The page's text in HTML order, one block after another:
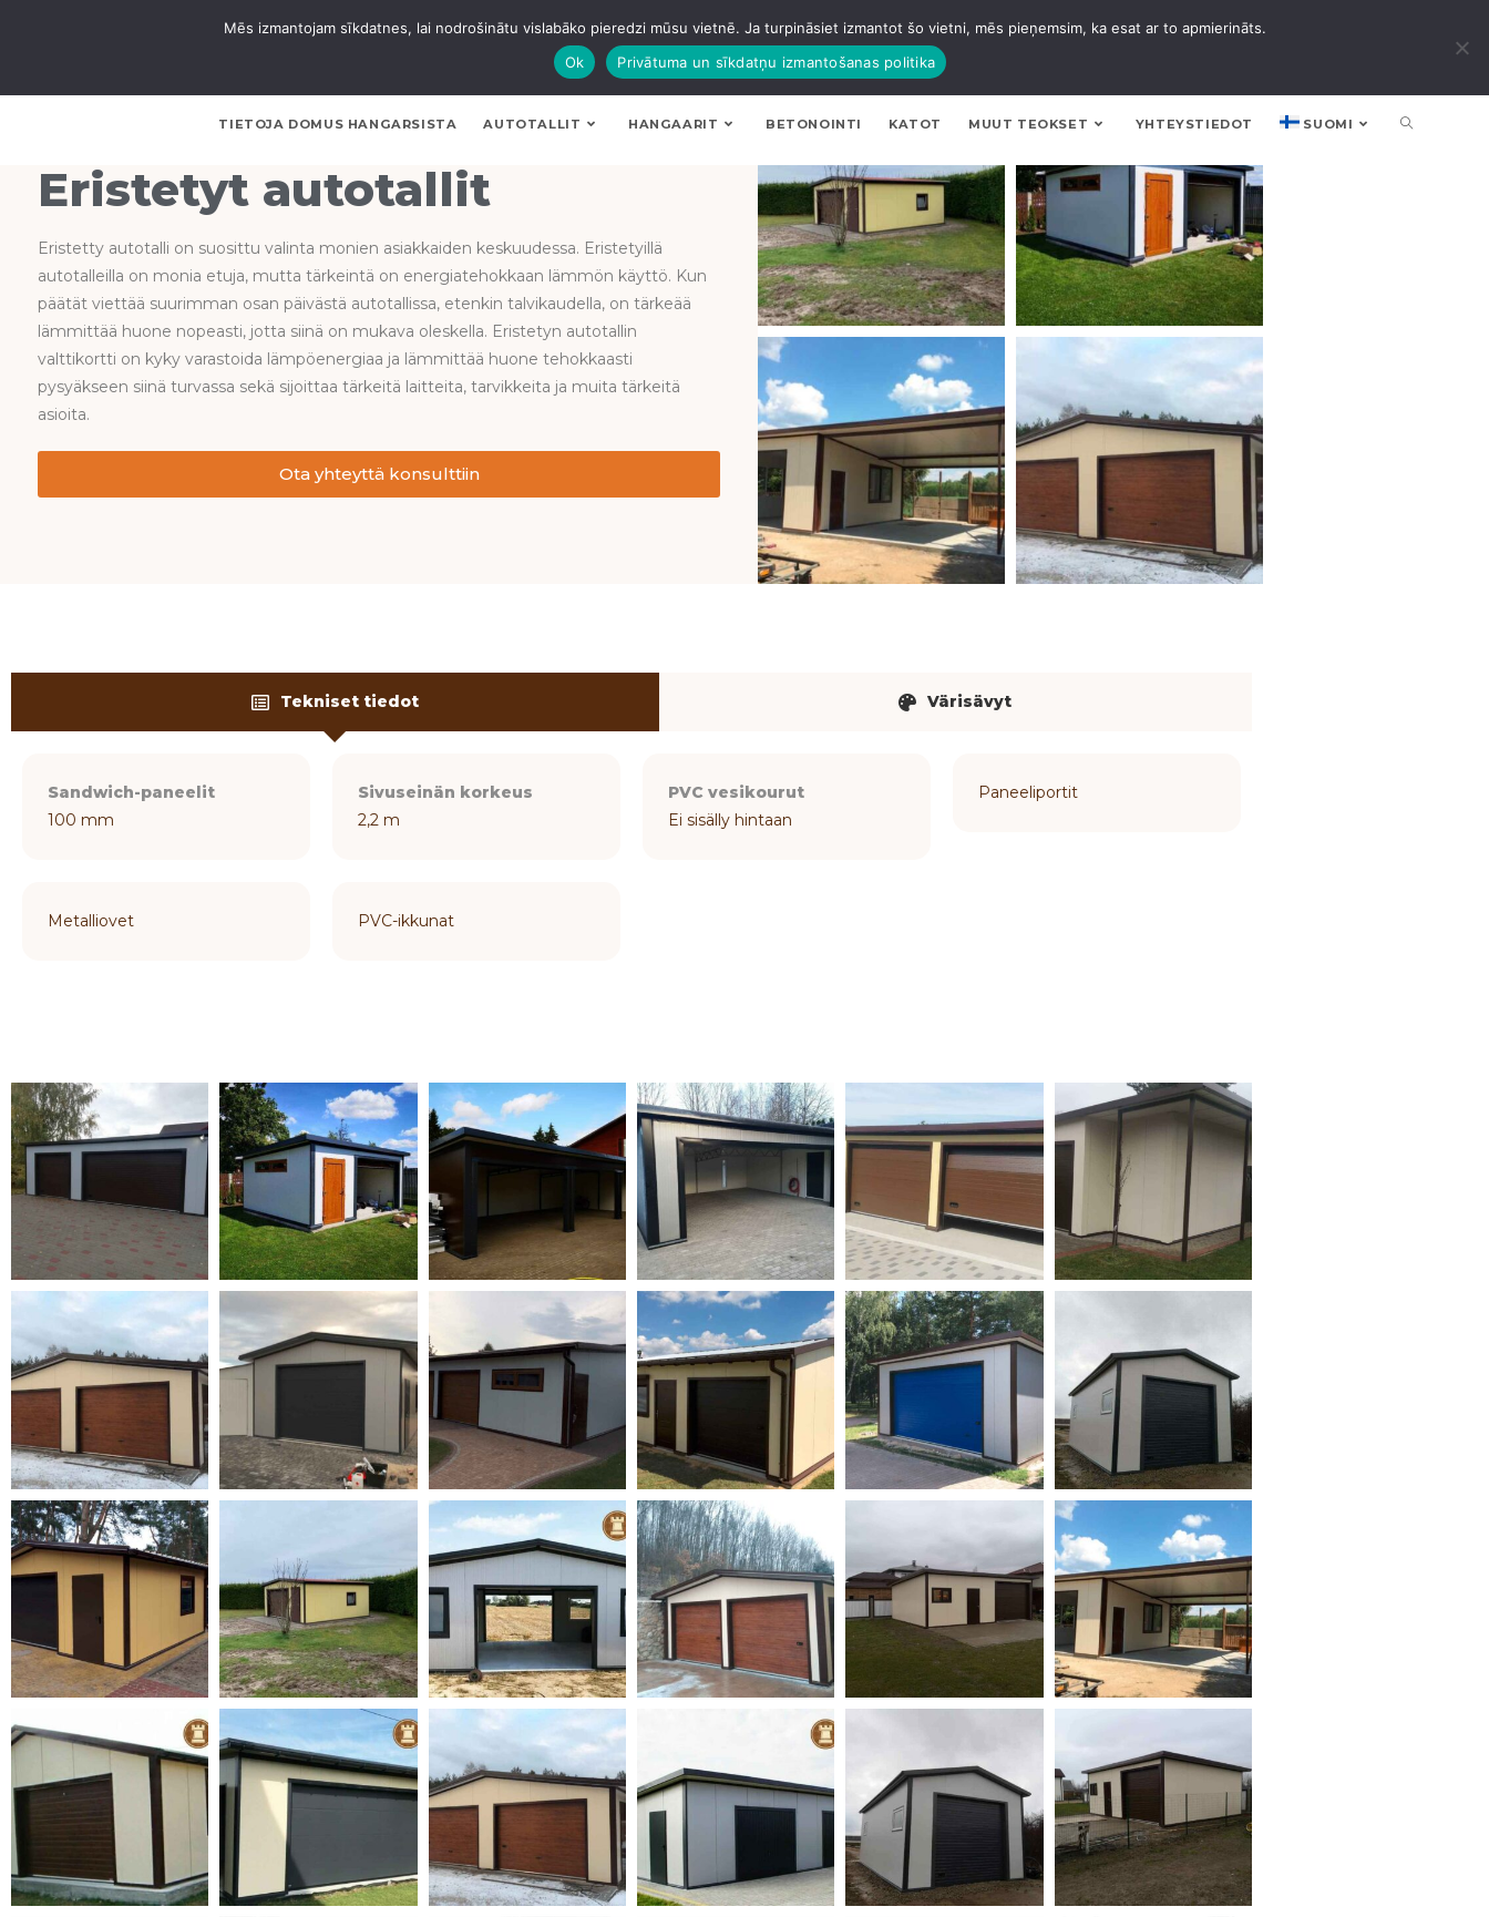
TIETOJA DOMUS HANGARSISTA AUTOTALLIT HANGAARIT BETONOINTI KATOT MUUT TEOKSET YHTEYSTIEDOT SUOMI
Eristetyt autotallit
Eristetty autotalli on suosittu valinta monien asiakkaiden keskuudessa. Eristetyillä
autotalleilla on monia etuja, mutta tärkeintä on energiatehokkaan lämmön käyttö. Kun
päätät viettää suurimman osan päivästä autotallissa, etenkin talvikaudella, on tärkeää
lämmittää huone nopeasti, jotta siinä on mukava oleskella. Eristetyn autotallin
valttikortti on kyky varastoida lämpöenergiaa ja lämmittää huone tehokkaasti
pysyäkseen siinä turvassa sekä sijoittaa tärkeitä laitteita, tarvikkeita ja muita tärkeitä
asioita.
Ota yhteyttä konsulttiin
Tekniset tiedot Värisävyt
Sandwich-paneelit
100 mm
Sivuseinän korkeus
2,2 m
PVC vesikourut
Ei sisälly hintaan
Paneeliportit
Metalliovet PVC-ikkunat
Mēs izmantojam sīkdatnes, lai nodrošinātu vislabāko pieredzi mūsu vietnē. Ja turpināsiet izmantot šo vietni, mēs pieņemsim, ka esat ar to apmierināts.
Ok
Privātuma un sīkdatņu izmantošanas politika